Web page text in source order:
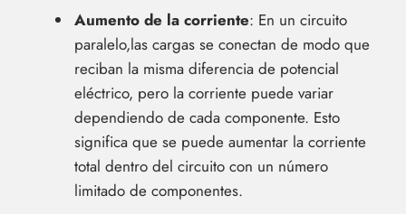
Aumento de la corriente: En un circuito
paralelo,las cargas se conectan de modo que
reciban la misma diferencia de potencial
eléctrico, pero la corriente puede variar
dependiendo de cada componente. Esto
significa que se puede aumentar la corriente
total dentro del circuito con un número
limitado de componentes.